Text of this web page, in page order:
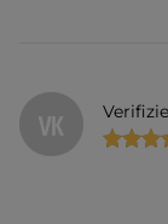
VK